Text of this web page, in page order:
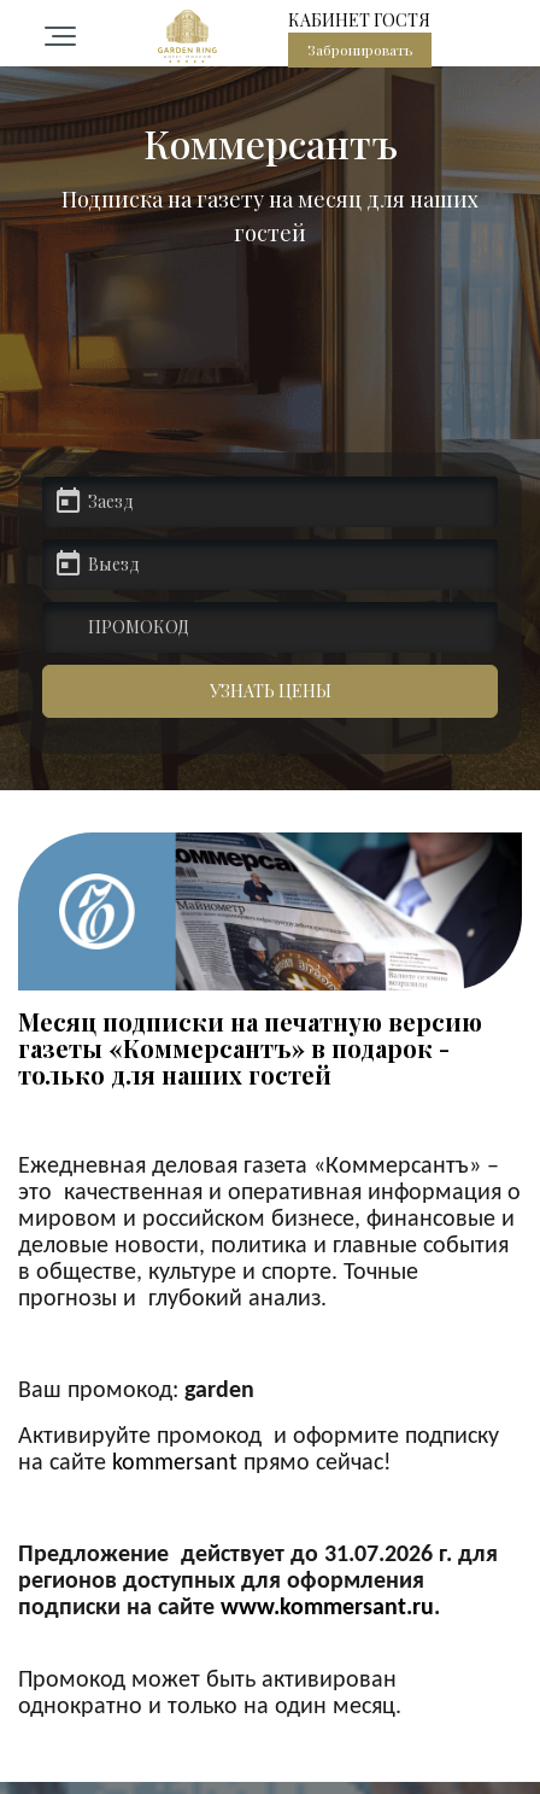
центр в центре Москвы
Садовое кольцо
КАБИНЕТ ГОСТЯ
Забронировать
Коммерсантъ
Подписка на газету на месяц для наших
гостей
УЗНАТЬ ЦЕНЫ
Месяц подписки на печатную версию
газеты «Коммерсантъ» в подарок -
только для наших гостей
Ежедневная деловая газета «Коммерсантъ» –
это качественная и оперативная информация о
мировом и российском бизнесе, финансовые и
деловые новости, политика и главные события
в обществе, культуре и спорте. Точные
прогнозы и глубокий анализ.
Ваш промокод: garden
Активируйте промокод и оформите подписку
на сайте kommersant прямо сейчас!
Предложение действует до 31.07.2026 г. для
регионов доступных для оформления
подписки на сайте www.kommersant.ru.
Промокод может быть активирован
однократно и только на один месяц.